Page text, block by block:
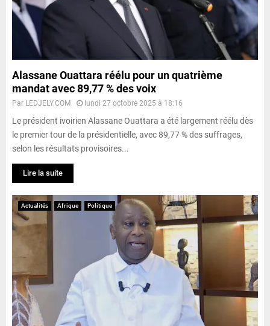
Alassane Ouattara réélu pour un quatrième
mandat avec 89,77 % des voix
Par LEDJELY.COM lundi 27 octobre 2025 à 18:16
Le président ivoirien Alassane Ouattara a été largement réélu dès
le premier tour de la présidentielle, avec 89,77 % des suffrages,
selon les résultats provisoires...
Lire la suite
Actualités Afrique Politique